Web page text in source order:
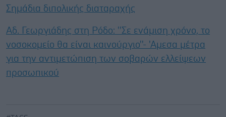
Σημάδια διπολικής διαταραχής
Αδ. Γεωργιάδης στη Ρόδο: ''Σε ενάμιση χρόνο, το
νοσοκομείο θα είναι καινούργιο''- 'Αμεσα μέτρα
για την αντιμετώπιση των σοβαρών ελλείψεων
προσωπικού